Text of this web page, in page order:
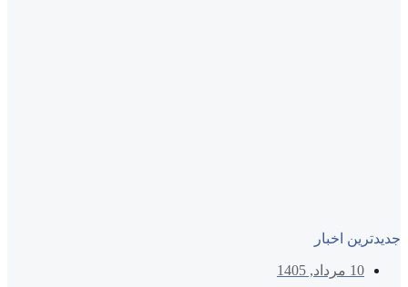
جدیدترین اخبار
10 مرداد, 1405